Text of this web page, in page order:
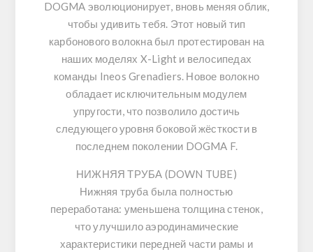
DOGMA эволюционирует, вновь меняя облик,
чтобы удивить тебя. Этот новый тип
карбонового волокна был протестирован на
наших моделях X-Light и велосипедах
команды Ineos Grenadiers. Новое волокно
обладает исключительным модулем
упругости, что позволило достичь
следующего уровня боковой жёсткости в
последнем поколении DOGMA F.
НИЖНЯЯ ТРУБА (DOWN TUBE)
Нижняя труба была полностью
переработана: уменьшена толщина стенок,
что улучшило аэродинамические
характеристики передней части рамы и